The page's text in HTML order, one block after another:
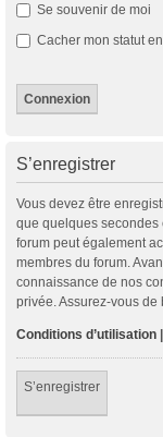
Se souvenir de moi
Cacher mon statut
S’enregistrer
Vous devez être
que quelques secondes
forum peut également
membres du forum.
connaissance de nos
privée. Assurez-vous
Conditions d’utilisation
S’enregistrer